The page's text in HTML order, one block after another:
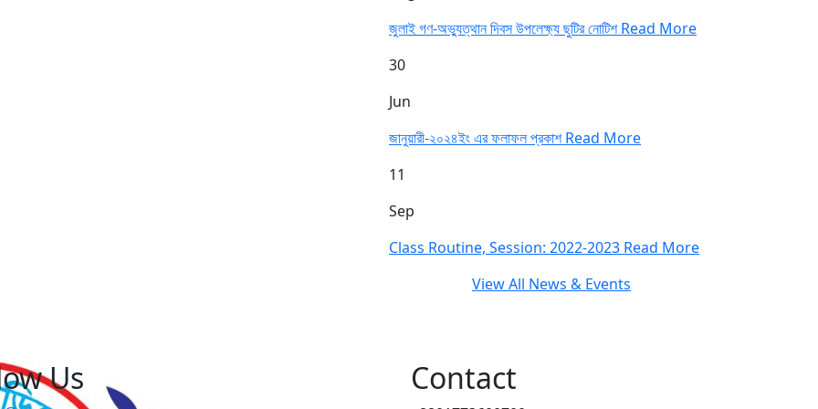
জুলাই গণ-অভ্যুত্থান দিবস উপলেক্ষ্য ছুটির নোটিশRead More
30
Jun
জানুয়ারী-২০২৪ইং এর ফলাফল প্রকাশRead More
11
Sep
Class Routine, Session: 2022-2023 Read More
View All News & Events
Us Contact